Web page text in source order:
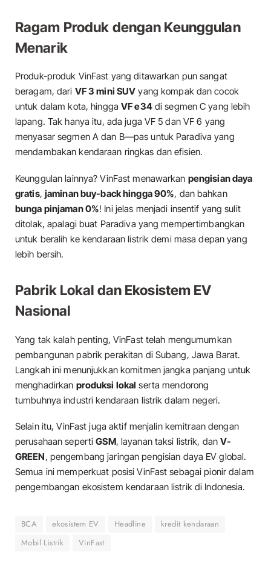
Ragam Produk dengan Keunggulan
Menarik
Produk-produk VinFast yang ditawarkan pun sangat
beragam, dari VF 3 mini SUV yang kompak dan cocok
untuk dalam kota, hinggaVF e34di segmen C yang lebih
lapang. Tak hanya itu, ada juga VF 5 dan VF 6 yang
menyasar segmen A dan B—pas untuk Paradiva yang
mendambakan kendaraan ringkas dan efisien.
Keunggulan lainnya? VinFast menawarkan pengisian daya
gratis, jaminan buy-back hingga 90%, dan bahkan
bunga pinjaman 0%! Ini jelas menjadi insentif yang sulit
ditolak, apalagi buat Paradiva yang mempertimbangkan
untuk beralih ke kendaraan listrik demi masa depan yang
lebih bersih.
Pabrik Lokal dan Ekosistem EV
Nasional
Yang tak kalah penting, VinFast telah mengumumkan
pembangunan pabrik perakitan di Subang, Jawa Barat.
Langkah ini menunjukkan komitmen jangka panjang untuk
menghadirkan produksi lokal serta mendorong
tumbuhnya industri kendaraan listrik dalam negeri.
Selain itu, VinFast juga aktif menjalin kemitraan dengan
perusahaan sepertiGSM, layanan taksi listrik, danV-
GREEN, pengembang jaringan pengisian daya EV global.
Semua ini memperkuat posisi VinFast sebagai pionir dalam
pengembangan ekosistem kendaraan listrik di Indonesia.
BCA ekosistem EV Headline
kredit kendaraan
Mobil Listrik
VinFast